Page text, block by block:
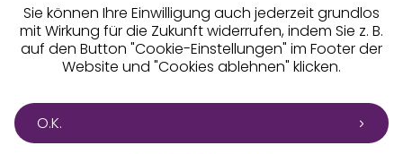
Sie können Ihre Einwilligung auch jederzeit grundlos
mit Wirkung für die Zukunft widerrufen, indem Sie z. B.
auf den Button "Cookie-Einstellungen" im Footer der
Website und "Cookies ablehnen" klicken.
O.K.